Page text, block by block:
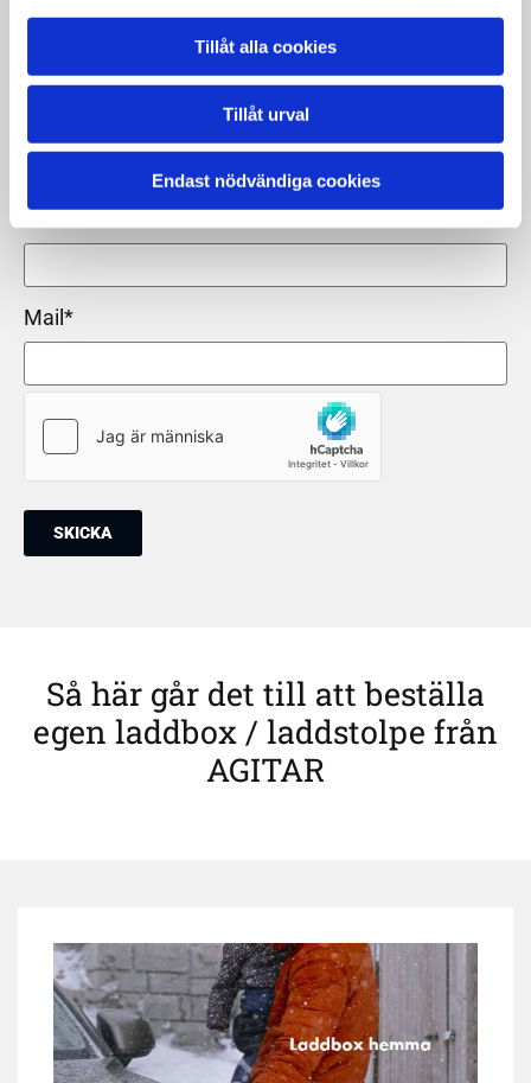
Tillåt alla cookies
Tillåt urval
Endast nödvändiga cookies
Namn*
Mail*
Så här går det till att beställa
egen laddbox / laddstolpe från
AGITAR